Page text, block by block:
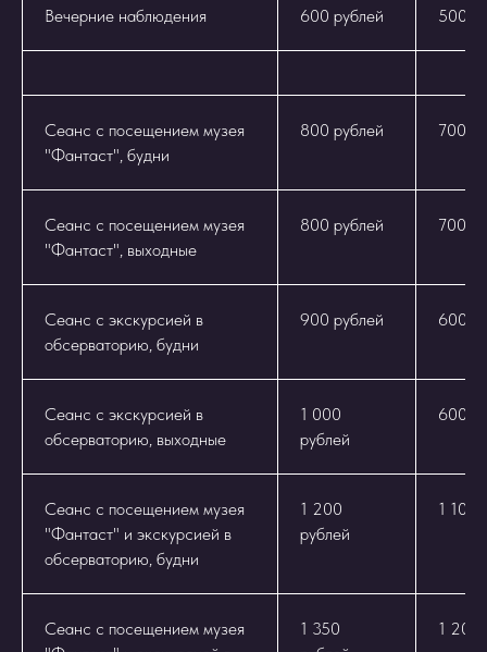
Вечерние наблюдения 600 рублей 500
Сеанс с посещением музея
"Фантаст", будни
800 рублей 700
Сеанс с посещением музея
"Фантаст", выходные
800 рублей 700
Сеанс с экскурсией в
обсерваторию, будни
900 рублей 600
Сеанс с экскурсией в
обсерваторию, выходные
1 000
рублей
600
Сеанс с посещением музея
"Фантаст" и экскурсией в
обсерваторию, будни
1 200
рублей
1 100
Сеанс с посещением музея
1 350
1 200